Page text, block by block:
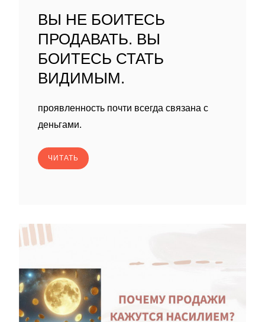
ВЫ НЕ БОИТЕСЬ
ПРОДАВАТЬ. ВЫ
БОИТЕСЬ СТАТЬ
ВИДИМЫМ.
проявленность почти всегда связана с
деньгами.
ЧИТАТЬ